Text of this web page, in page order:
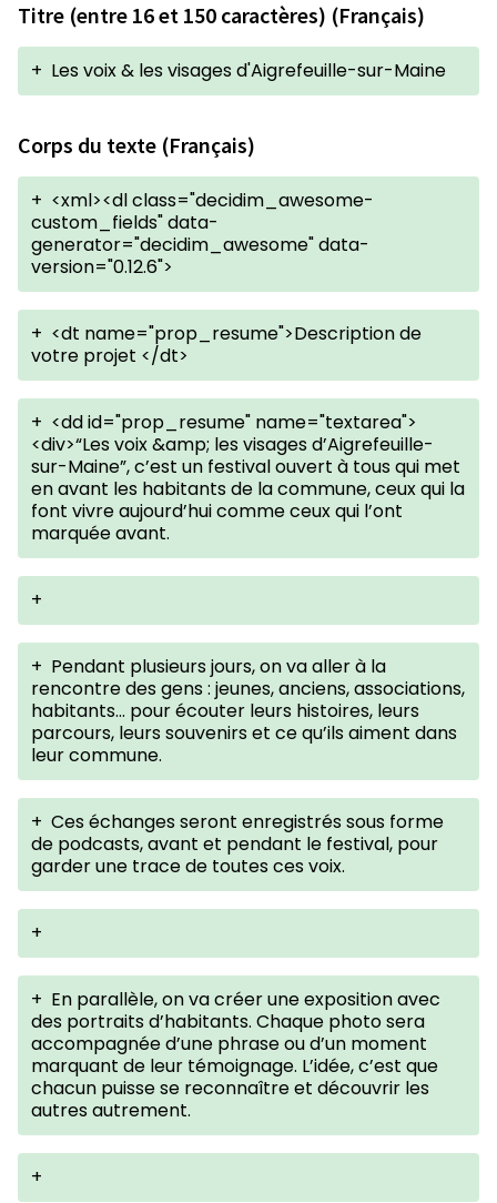
Titre (entre 16 et 150 caractères) (Français)
+ Les voix & les visages d'Aigrefeuille-sur-Maine
Corps du texte (Français)
+ <xml><dl class="decidim_awesome-
custom_fields" data-
generator="decidim_awesome" data-
version="0.12.6">
+ <dt name="prop_resume">Description de
votre projet </dt>
+ <dd id="prop_resume" name="textarea">
<div>“Les voix &amp; les visages d’Aigrefeuille-
sur-Maine”, c’est un festival ouvert à tous qui met
en avant les habitants de la commune, ceux qui la
font vivre aujourd’hui comme ceux qui l’ont
marquée avant.
+
+ Pendant plusieurs jours, on va aller à la
rencontre des gens : jeunes, anciens, associations,
habitants… pour écouter leurs histoires, leurs
parcours, leurs souvenirs et ce qu’ils aiment dans
leur commune.
+ Ces échanges seront enregistrés sous forme
de podcasts, avant et pendant le festival, pour
garder une trace de toutes ces voix.
+
+ En parallèle, on va créer une exposition avec
des portraits d’habitants. Chaque photo sera
accompagnée d’une phrase ou d’un moment
marquant de leur témoignage. L’idée, c’est que
chacun puisse se reconnaître et découvrir les
autres autrement.
+